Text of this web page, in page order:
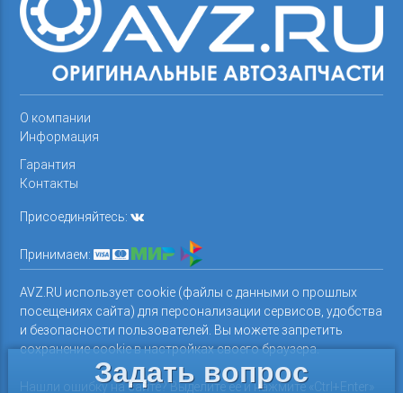
О компании
Информация
Гарантия
Контакты
Присоединяйтесь:
Принимаем:
AVZ.RU использует cookie (файлы с данными о прошлых
посещениях сайта) для персонализации сервисов, удобства
и безопасности пользователей. Вы можете запретить
сохранение cookie в настройках своего браузера.
Нашли ошибку на сайте? Выделите ее и нажмите «Ctrl+Enter»
Задать вопрос